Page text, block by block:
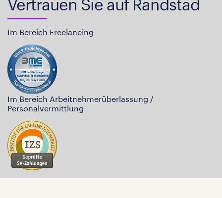
Vertrauen Sie auf Randstad
Im Bereich Freelancing
Im Bereich Arbeitnehmerüberlassung /
Personalvermittlung